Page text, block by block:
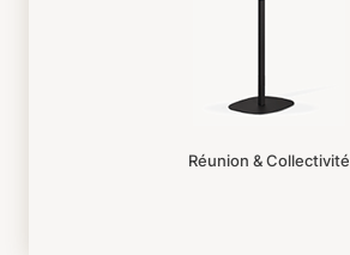
Réunion & Collectivité